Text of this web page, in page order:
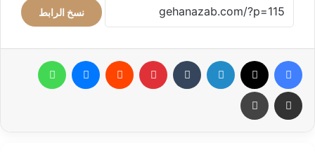
نسخ الرابط
فيسبوك لينكدإن بينتيريست ماسنجر
مشاركة عبر البريد طباعة